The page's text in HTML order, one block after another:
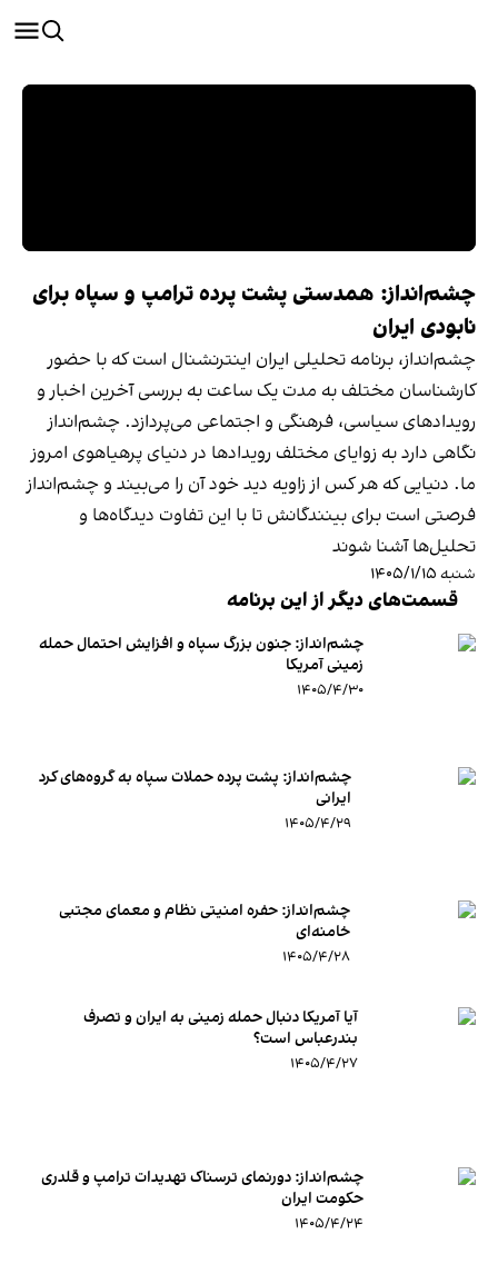
چشم‌انداز: همدستی پشت پرده ترامپ و سپاه برای
نابودی ایران
چشم‌انداز، برنامه‌ تحلیلی ایران اینترنشنال است که با حضور
کارشناسان مختلف به مدت یک ساعت به بررسی آخرین اخبار و
رویدادهای سیاسی، فرهنگی و اجتماعی می‌پردازد. چشم‌انداز
نگاهی دارد به زوایای مختلف رویدادها در دنیای پرهیاهوی امروز
ما. دنیایی که هر کس از زاویه دید خود آن را می‌بیند و چشم‌انداز
فرصتی است برای بینندگانش تا با این تفاوت دیدگاه‌ها و
تحلیل‌ها آشنا شوند
شنبه ۱۴۰۵/۱/۱۵
قسمت‌های دیگر از این برنامه
چشم‌انداز: جنون بزرگ سپاه و افزایش احتمال حمله
زمینی آمریکا
۱۴۰۵/۴/۳۰
چشم‌انداز: پشت پرده حملات سپاه به گروه‌های کرد
ایرانی
۱۴۰۵/۴/۲۹
چشم‌انداز: حفره امنیتی نظام و معمای مجتبی
خامنه‌ای
۱۴۰۵/۴/۲۸
آیا آمریکا دنبال حمله زمینی به ایران و تصرف
بندرعباس است؟
۱۴۰۵/۴/۲۷
چشم‌انداز: دورنمای ترسناک تهدیدات ترامپ و قلدری
حکومت ایران
۱۴۰۵/۴/۲۴